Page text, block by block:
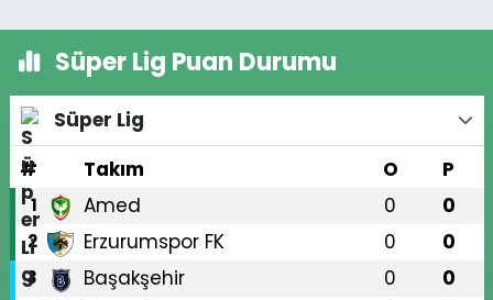
Süper Lig Puan Durumu
Süper Lig
#
Takım O P
1 Amed 0 0
2 Erzurumspor FK 0 0
3 Başakşehir 0 0